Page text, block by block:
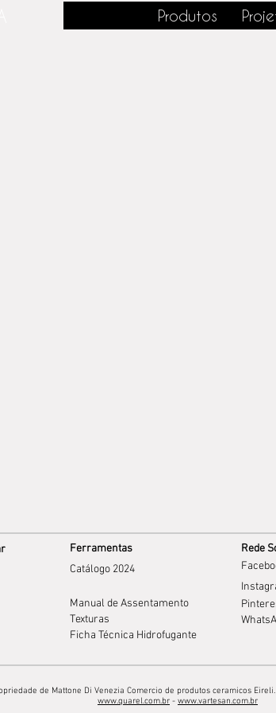
Produtos
Ferramentas
Catálogo 2024
Manual de Assentamento
Texturas
Rede
Ficha Técnica Hidrofugante
de Mattone Di Venezia Comercio de produtos ceramicos
www.quarel.com.br - www.vartesan.com.br